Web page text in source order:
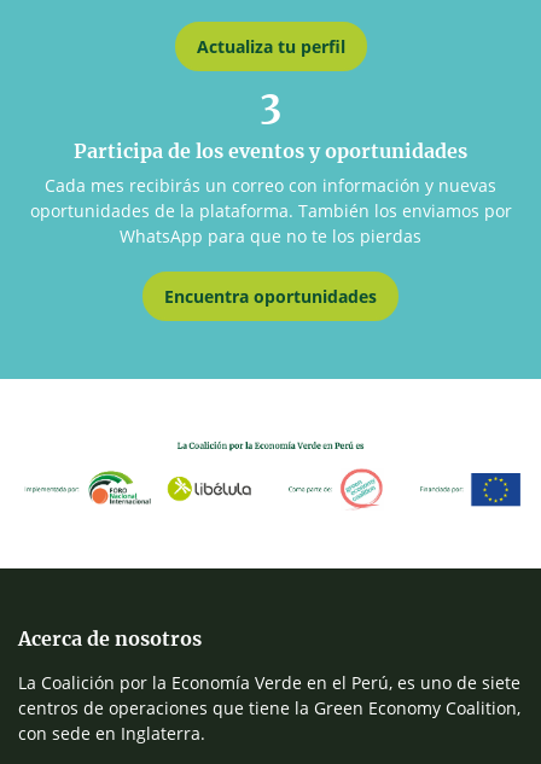
Actualiza tu perfil
3
Participa de los eventos y oportunidades
Cada mes recibirás un correo con información y nuevas
oportunidades de la plataforma. También los enviamos por
WhatsApp para que no te los pierdas
Encuentra oportunidades
Acerca de nosotros
La Coalición por la Economía Verde en el Perú, es uno de siete
centros de operaciones que tiene la Green Economy Coalition,
con sede en Inglaterra.